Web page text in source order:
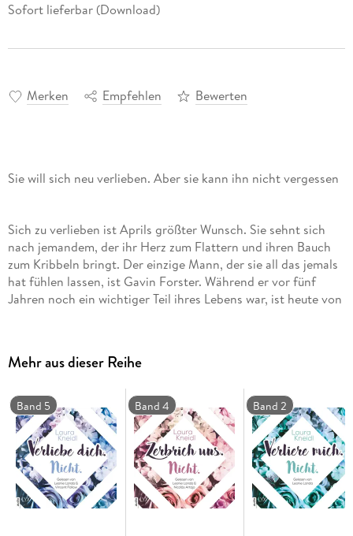
Sofort lieferbar (Download)
Merken Empfehlen Bewerten
Sie will sich neu verlieben. Aber sie kann ihn nicht vergessen
Sich zu verlieben ist Aprils größter Wunsch. Sie sehnt sich
nach jemandem, der ihr Herz zum Flattern und ihren Bauch
zum Kribbeln bringt. Der einzige Mann, der sie all das jemals
hat fühlen lassen, ist Gavin Forster. Während er vor fünf
Jahren noch ein wichtiger Teil ihres Lebens war, ist heute von
der beste Freund ihres Bruders. Doch als Gavins
Vergangenheit droht, ihn einzuholen, kann April nicht
anders, als ihm zu helfen. Auch wenn sie weiß, dass sie ihr
Herz dadurch erneut in Gefahr bringt . . .
Endlich: die Fortsetzung der Platz-1-
SPIEGEL
Mehr aus dieser Reihe
Band 5 Band 4 Band 2